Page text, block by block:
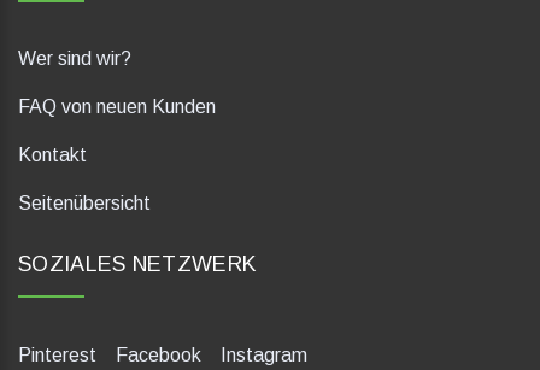
Wer sind wir?
FAQ von neuen Kunden
Kontakt
Seitenübersicht
SOZIALES NETZWERK
Pinterest Facebook Instagram